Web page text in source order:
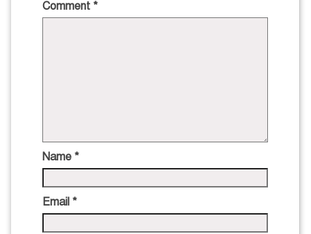
Comment *
Name *
Email *